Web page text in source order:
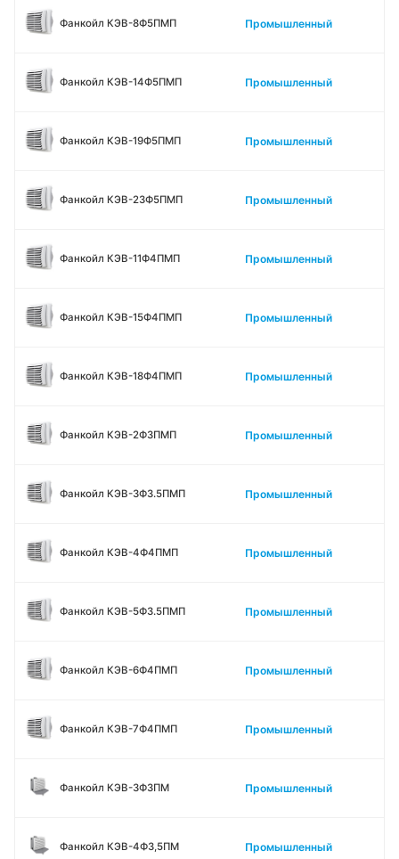
Фанкойл КЭВ-8Ф5ПМП Промышленный
Фанкойл КЭВ-14Ф5ПМП Промышленный
Фанкойл КЭВ-19Ф5ПМП Промышленный
Фанкойл КЭВ-23Ф5ПМП Промышленный
Фанкойл КЭВ-11Ф4ПМП Промышленный
Фанкойл КЭВ-15Ф4ПМП Промышленный
Фанкойл КЭВ-18Ф4ПМП Промышленный
Фанкойл КЭВ-2Ф3ПМП Промышленный
Фанкойл КЭВ-3Ф3.5ПМП Промышленный
Фанкойл КЭВ-4Ф4ПМП Промышленный
Фанкойл КЭВ-5Ф3.5ПМП Промышленный
Фанкойл КЭВ-6Ф4ПМП Промышленный
Фанкойл КЭВ-7Ф4ПМП Промышленный
Фанкойл КЭВ-3Ф3ПМ Промышленный
Фанкойл КЭВ-4Ф3,5ПМ Промышленный